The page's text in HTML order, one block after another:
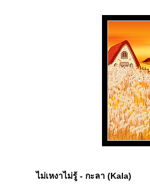
ไม่เหงาไม่รู้ - กะลา (Kala)